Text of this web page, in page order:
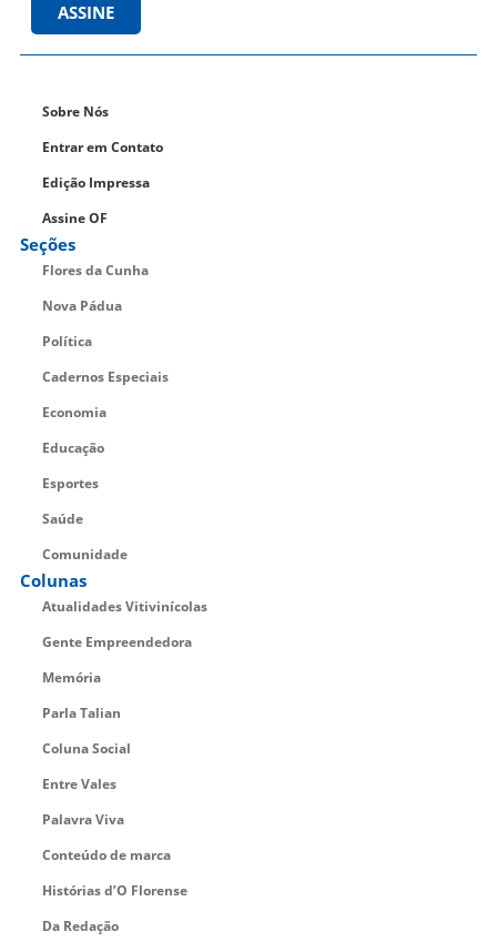
ASSINE
Sobre Nós
Entrar em Contato
Edição Impressa
Assine OF
Seções
Flores da Cunha
Nova Pádua
Política
Cadernos Especiais
Economia
Educação
Esportes
Saúde
Comunidade
Colunas
Atualidades Vitivinícolas
Gente Empreendedora
Memória
Parla Talian
Coluna Social
Entre Vales
Palavra Viva
Conteúdo de marca
Histórias d’O Florense
Da Redação